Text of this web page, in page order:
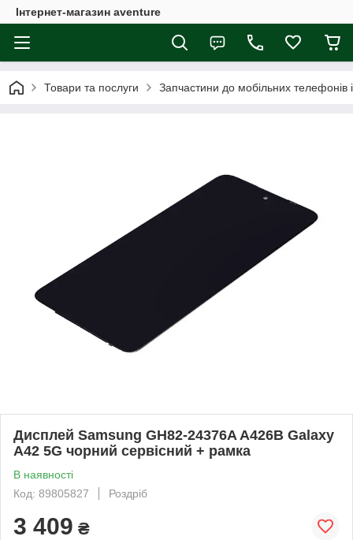
Інтернет-магазин aventure
Товари та послуги Запчастини до мобільних телефонів
Дисплей Samsung GH82-24376A A426B Galaxy
A42 5G чорний сервісний + рамка
В наявності
Код: 89805827
Роздріб
3 409 ₴